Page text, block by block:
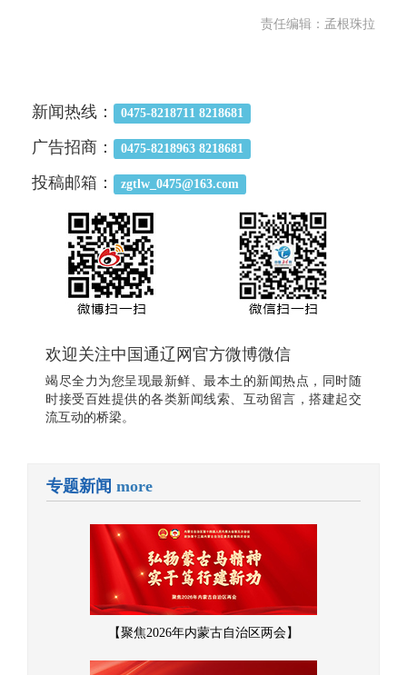
责任编辑：孟根珠拉
新闻热线： 0475-8218711 8218681
广告招商： 0475-8218963 8218681
投稿邮箱： zgtlw_0475@163.com
欢迎关注中国通辽网官方微博微信
竭尽全力为您呈现最新鲜、最本土的新闻热点，同时随
时接受百姓提供的各类新闻线索、互动留言，搭建起交
流互动的桥梁。
专题新闻 more
【聚焦2026年内蒙古自治区两会】